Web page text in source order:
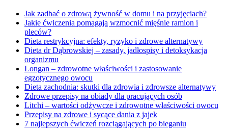
Jak zadbać o zdrową żywność w domu i na przyjęciach?
Jakie ćwiczenia pomagają wzmocnić mięśnie ramion i
pleców?
Dieta restrykcyjna: efekty, ryzyko i zdrowe alternatywy
Dieta dr Dąbrowskiej – zasady, jadłospisy i detoksykacja
organizmu
Longan – zdrowotne właściwości i zastosowanie
egzotycznego owocu
Dieta zachodnia: skutki dla zdrowia i zdrowsze alternatywy
Zdrowe przepisy na obiady dla pracujących osób
Litchi – wartości odżywcze i zdrowotne właściwości owocu
Przepisy na zdrowe i sycące dania z jajek
7 najlepszych ćwiczeń rozciągających po bieganiu